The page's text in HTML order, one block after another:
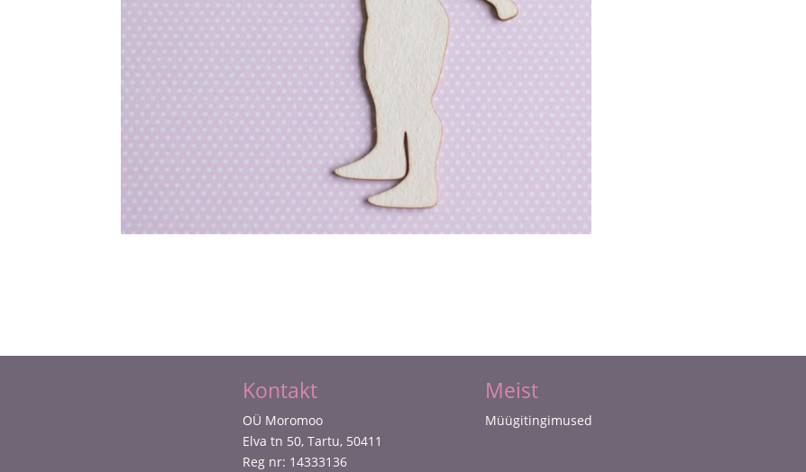
Kontakt
OÜ Moromoo
Elva tn 50, Tartu, 50411
Reg nr: 14333136
Meist
Müügitingimused